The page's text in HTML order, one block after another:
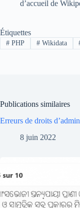
d’accueil de
Étiquettes
#PHP #Wikidata
Publications similaires
Erreurs de droits
8 juin 2022